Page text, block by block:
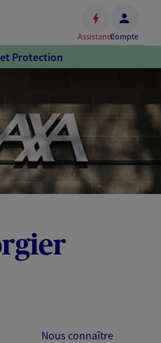
au
page
AssistanceCompte
Protection
Nous connaître